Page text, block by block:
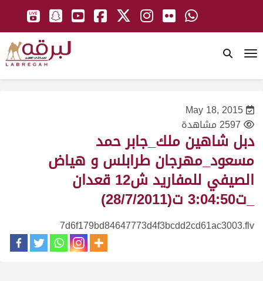
May 18, 2015
2597 مشاهدة
دبل شاهين ملك_جابر حمد
مسعود_مهرجان طرابلس و هياض
الصيفي للمفاريد ش12 قعدان
_ت3:04:50 ت(28/7/2011)
7d6f179bd84647773d4f3bcdd2cd61ac3003.flv